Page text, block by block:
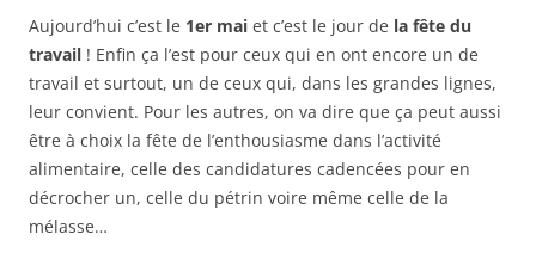
Aujourd’hui c’est le 1er mai et c’est le jour de la fête du
travail ! Enfin ça l’est pour ceux qui en ont encore un de
travail et surtout, un de ceux qui, dans les grandes lignes,
leur convient. Pour les autres, on va dire que ça peut aussi
être à choix la fête de l’enthousiasme dans l’activité
alimentaire, celle des candidatures cadencées pour en
décrocher un, celle du pétrin voire même celle de la
mélasse…